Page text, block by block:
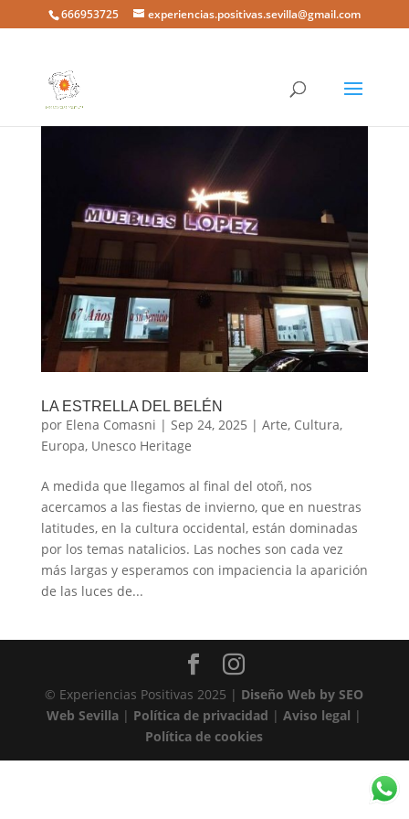
666953725 experiencias.positivas.sevilla@gmail.com
LA ESTRELLA DEL BELÉN
por Elena Comasni | Sep 24, 2025 | Arte, Cultura,
Europa, Unesco Heritage
A medida que llegamos al final del otoñ, nos
acercamos a las fiestas de invierno, que en nuestras
latitudes, en la cultura occidental, están dominadas
por los temas natalicios. Las noches son cada vez
más largas y esperamos con impaciencia la aparición
de las luces de...
© Experiencias Positivas 2025 | Diseño Web by SEO
Web Sevilla | Política de privacidad |Aviso legal |
Política de cookies